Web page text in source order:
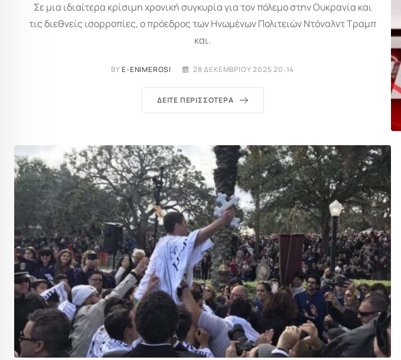
Σε μια ιδιαίτερα κρίσιμη χρονική συγκυρία για τον πόλεμο στην Ουκρανία και
τις διεθνείς ισορροπίες, ο πρόεδρος των Ηνωμένων Πολιτειών Ντόναλντ Τραμπ
και.
BYE-ENIMEROSI 28 ΔΕΚΕΜΒΡΊΟΥ 2025 20:14
ΔΕΊΤΕ ΠΕΡΙΣΣΌΤΕΡΑ